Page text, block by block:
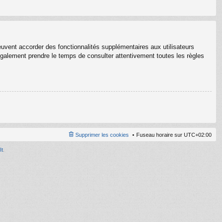
accorder des fonctionnalités supplémentaires aux utilisateurs
prendre le temps de consulter attentivement toutes les règles
Fuseau horaire sur UTC+02:00
Supprimer les cookies